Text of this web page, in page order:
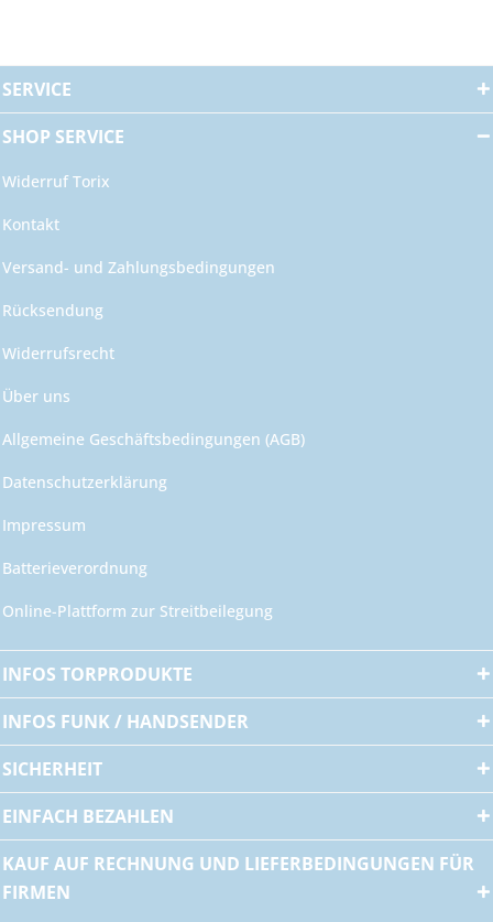
SERVICE
SHOP SERVICE
Widerruf Torix
Kontakt
Versand- und Zahlungsbedingungen
Rücksendung
Widerrufsrecht
Über uns
Allgemeine Geschäftsbedingungen (AGB)
Datenschutzerklärung
Impressum
Batterieverordnung
Online-Plattform zur Streitbeilegung
INFOS TORPRODUKTE
INFOS FUNK / HANDSENDER
SICHERHEIT
EINFACH BEZAHLEN
KAUF AUF RECHNUNG UND LIEFERBEDINGUNGEN FÜR
FIRMEN